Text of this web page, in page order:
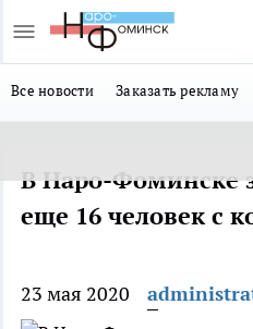
Все новости Заказать рекламу
В Наро-Фоминске
еще 16 человек с
23 мая 2020